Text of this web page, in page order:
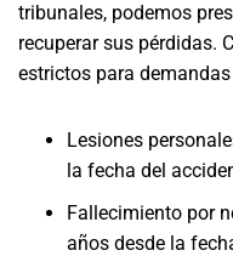
tribunales, podemos
recuperar sus pérdidas.
estrictos para
Lesiones
la fecha del
Fallecimiento por
años desde la